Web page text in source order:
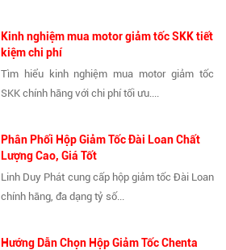
Kinh nghiệm mua motor giảm tốc SKK tiết
kiệm chi phí
Tìm hiểu kinh nghiệm mua motor giảm tốc
SKK chính hãng với chi phí tối ưu....
Phân Phối Hộp Giảm Tốc Đài Loan Chất
Lượng Cao, Giá Tốt
Linh Duy Phát cung cấp hộp giảm tốc Đài Loan
chính hãng, đa dạng tỷ số...
Hướng Dẫn Chọn Hộp Giảm Tốc Chenta